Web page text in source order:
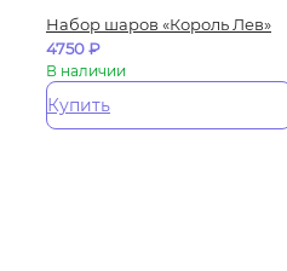
Набор шаров «Король Лев»
4750₽
В наличии
Купить